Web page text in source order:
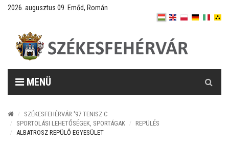
2026. augusztus 09. Emőd, Román
MENÜ
SZÉKESFEHÉRVÁR '97 TENISZ C
SPORTOLÁSI LEHETŐSÉGEK, SPORTÁGAK
REPÜLÉS
ALBATROSZ REPÜLŐ EGYESÜLET